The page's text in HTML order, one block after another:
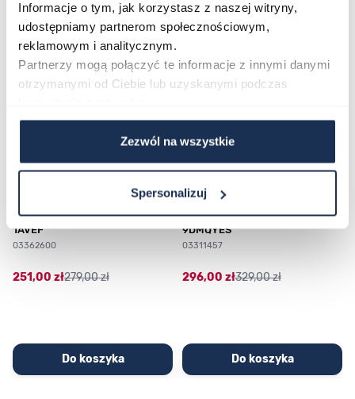
Informacje o tym, jak korzystasz z naszej witryny,
udostępniamy partnerom społecznościowym,
reklamowym i analitycznym.
Partnerzy mogą połączyć te informacje z innymi danymi
otrzymanymi od Ciebie lub uzyskanymi podczas
Zezwól na wszystkie
Spersonalizuj
Poruszanie się po elementach karuzeli jest możliwe za pomocą
Naciśnij, aby pominąć karuzelę
Naciśnij, aby przejść do nawigacji karuzeli
CASIO Sport AE-1200WHD-
1AVEF
03362600
251,00 zł279,00 zł
Do koszyka
Casio Sport AQ-230GA-
9DMQYES
03311457
296,00 zł329,00 zł
Do koszyka